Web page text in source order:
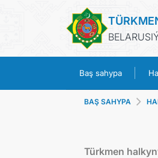
Baş sahypa
BAŞ SAHYPA
Türkmen